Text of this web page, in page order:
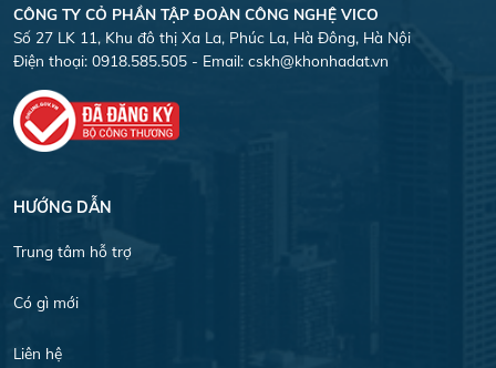
CÔNG TY CỎ PHẦN TẬP ĐOÀN CÔNG NGHỆ VICO
Số 27 LK 11, Khu đô thị Xa La, Phúc La, Hà Đông, Hà Nội
Điện thoại: 0918.585.505 - Email: cskh@khonhadat.vn
HƯỚNG DẪN
Trung tâm hỗ trợ
Có gì mới
Liên hệ